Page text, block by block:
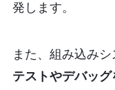
発します。
また、組み込み
テストやデバッ